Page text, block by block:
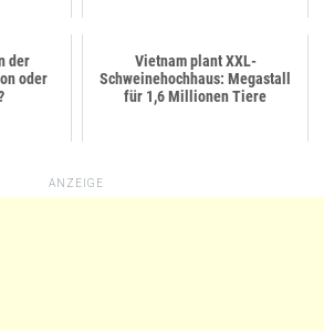
der
oder
Vietnam plant XXL-
Schweinehochhaus: Megastall
für 1,6 Millionen Tiere
ANZEIGE